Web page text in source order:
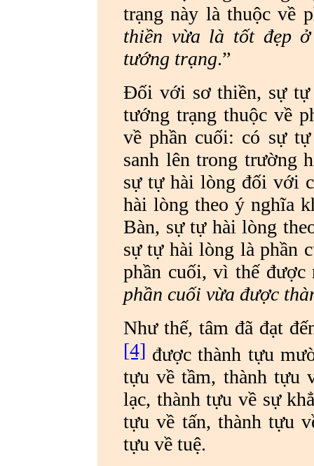
trạng này là thuộc về
thiền vừa là tốt đẹp
tướng trạng.”
Đối với sơ thiền, sự tự
tướng trạng thuộc về
về phần cuối: có sự
sanh lên trong trường
sự tự hài lòng đối với
hài lòng theo ý nghĩa
Bàn, sự tự hài lòng
sự tự hài lòng là phần
phần cuối, vì thế được
phần cuối vừa được
Như thế, tâm đã đạt
[4] được thành tựu
tựu về tầm, thành tựu
lạc, thành tựu về sự
tựu về tấn, thành tựu
tựu về tuệ.